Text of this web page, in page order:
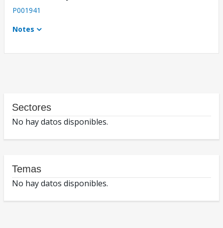
P001941
Notes
Sectores
No hay datos disponibles.
Temas
No hay datos disponibles.